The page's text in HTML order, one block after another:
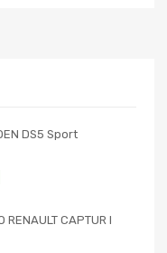
DS5 Sport
RENAULT CAPTUR I